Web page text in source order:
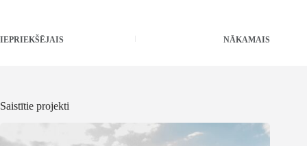
IEPRIEKŠĒJAIS NĀKAMAIS
Saistītie projekti